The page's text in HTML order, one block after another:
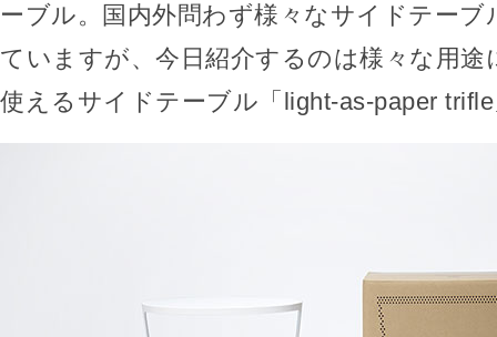
ーブル。国内外問わず様々なサイドテー
ていますが、今日紹介するのは様々な用
使えるサイドテーブル「light-as-paper